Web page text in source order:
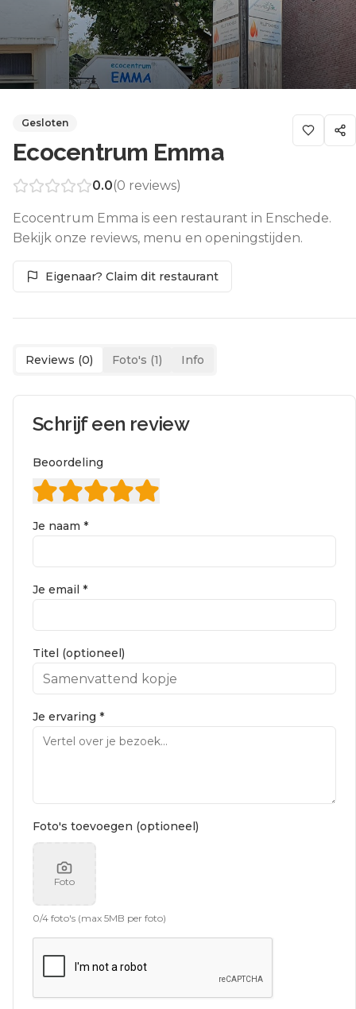
Gesloten
Ecocentrum Emma
0.0(0 reviews)
Ecocentrum Emma is een restaurant in Enschede.
Bekijk onze reviews, menu en openingstijden.
Eigenaar? Claim dit restaurant
Reviews (0) Foto's (1) Info
Schrijf een review
Beoordeling
Je naam *
Je email *
Titel (optioneel)
Je ervaring *
Foto's toevoegen (optioneel)
Foto
0/4 foto's (max 5MB per foto)